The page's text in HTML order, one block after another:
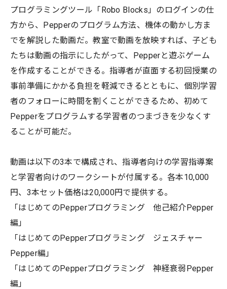
プログラミングツール「Robo Blocks」のログインの仕
方から、Pepperのプログラム方法、機体の動かし方ま
でを解説した動画だ。教室で動画を放映すれば、子ども
たちは動画の指示にしたがって、Pepperと遊ぶゲーム
を作成することができる。指導者が直面する初回授業の
事前準備にかかる負担を軽減できるとともに、個別学習
者のフォローに時間を割くことができるため、初めて
Pepperをプログラムする学習者のつまづきを少なくす
ることが可能だ。
動画は以下の3本で構成され、指導者向けの学習指導案
と学習者向けのワークシートが付属する。各本10,000
円、3本セット価格は20,000円で提供する。
「はじめてのPepperプログラミング 他己紹介Pepper
編」
「はじめてのPepperプログラミング ジェスチャー
Pepper編」
「はじめてのPepperプログラミング 神経衰弱Pepper
編」